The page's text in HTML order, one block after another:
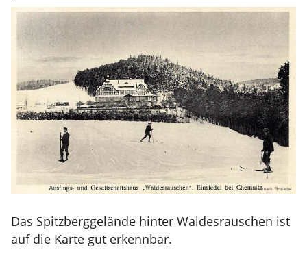
Das Spitzberggelände hinter Waldesrauschen ist
auf die Karte gut erkennbar.